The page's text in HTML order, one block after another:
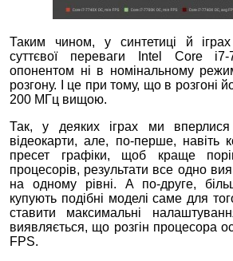
Таким чином, у синтетиці й
суттєвої переваги Intel Core
опонентом ні в номінальному
розгону. І це при тому, що в розгоні
200 МГц вищою.
Так, у деяких іграх ми вперлися
відеокарти, але, по-перше, навіть
пресет графіки, щоб краще
процесорів, результати все одно
на одному рівні. А по-друге,
купують подібні моделі саме для
ставити максимальні
виявляється, що розгін процесора
FPS.